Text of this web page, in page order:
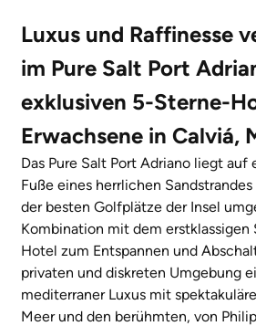
Luxus und Raffinesse
im Pure Salt Port
exklusiven 5-Sterne-
Erwachsene in Calviá,
Das Pure Salt Port Adriano liegt auf
Fuße eines herrlichen
der besten Golfplätze der Insel
Kombination mit dem erstklassigen
Hotel zum Entspannen und
privaten und diskreten Umgebung
mediterraner Luxus mit
Meer und den berühmten, von